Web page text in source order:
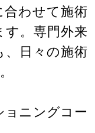
わせて施術
す。専門外来
日々の施術
ョニングコー